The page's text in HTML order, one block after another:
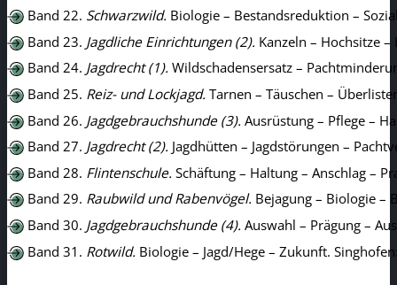
Band 22. Schwarzwild. Biologie – Bestandsreduktion –
Band 23. Jagdliche Einrichtungen (2). Kanzeln – Hochsitze
Band 24. Jagdrecht (1). Wildschadensersatz –
Band 25. Reiz- und Lockjagd. Tarnen – Täuschen –
Band 26. Jagdgebrauchshunde (3). Ausrüstung – Pflege –
Band 27. Jagdrecht (2). Jagdhütten – Jagdstörungen –
Band 28. Flintenschule. Schäftung – Haltung – Anschlag –
Band 29. Raubwild und Rabenvögel. Bejagung – Biologie –
Band 30. Jagdgebrauchshunde (4). Auswahl – Prägung –
Band 31. Rotwild. Biologie – Jagd/Hege – Zukunft.